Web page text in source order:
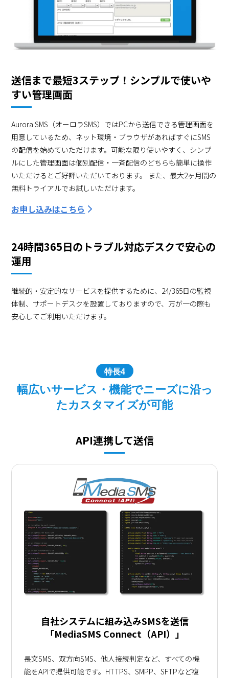
送信まで最短3ステップ！シンプルで使いや
すい管理画面
Aurora SMS（オーロラSMS）ではPCから送信できる管理画面を
用意しているため、ネット環境・ブラウザがあればすぐにSMS
の配信を始めていただけます。可能な限り使いやすく、シンプ
ルにした管理画面は個別配信・一斉配信のどちらも簡単に操作
いただけるとご好評いただいております。 また、最大2ヶ月間の
無料トライアルでお試しいただけます。
お申し込みはこちら
24時間365日のトラブル対応デスクで安心の
運用
継続的・安定的なサービスを提供するために、24/365日の監視
体制、サポートデスクを設置しておりますので、万が一の際も
安心してご利用いただけます。
特長4
幅広いサービス・機能でニーズに沿っ
たカスタマイズが可能
API連携して送信
自社システムに組み込みSMSを送信
「MediaSMS Connect（API）」
長文SMS、双方向SMS、他人接続判定など、すべての機
能をAPIで提供可能です。HTTPS、SMPP、SFTPなど複